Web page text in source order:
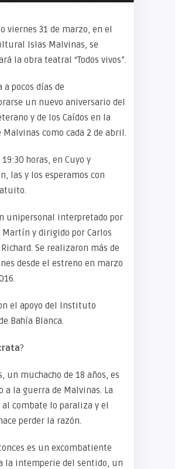
viernes 31 de marzo, en el
Islas Malvinas, se
la obra teatral “Todos vivos”.
a pocos días de
un nuevo aniversario del
y de los Caídos en la
Malvinas como cada 2 de abril.
19:30 horas, en Cuyo y
las y los esperamos con
unipersonal interpretado por
Martín y dirigido por Carlos
Se realizaron más de
desde el estreno en marzo
el apoyo del Instituto
Bahía Blanca.
?
un muchacho de 18 años, es
a la guerra de Malvinas. La
al combate lo paraliza y el
perder la razón.
es un excombatiente
la intemperie del sentido, un